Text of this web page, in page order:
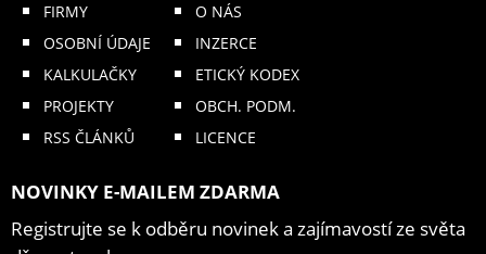
FIRMY
OSOBNÍ ÚDAJE
KALKULAČKY
PROJEKTY
RSS ČLÁNKŮ
O NÁS
INZERCE
ETICKÝ KODEX
OBCH. PODM.
LICENCE
NOVINKY E-MAILEM ZDARMA
Registrujte se k odběru novinek a zajímavostí ze světa